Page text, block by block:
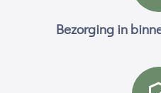
Bezorging in